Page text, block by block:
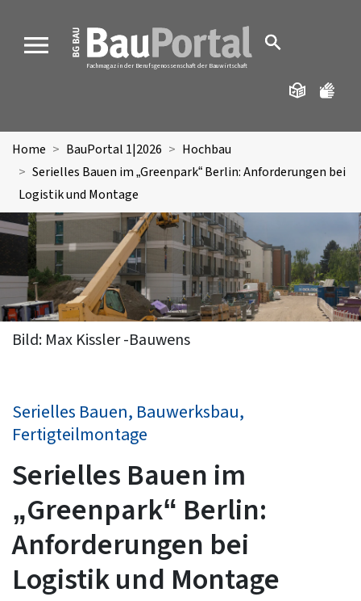
MENU
Fachmagazin der Berufsgenossenschaft der Bauwirtschaft
Home BauPortal 1|2026
Hochbau
Serielles Bauen im „Greenpark“ Berlin: Anforderungen bei
Logistik und Montage
Bild: Max Kissler -Bauwens
Serielles Bauen, Bauwerksbau,
Fertigteilmontage
Serielles Bauen im
„Greenpark“ Berlin:
Anforderungen bei
Logistik und Montage